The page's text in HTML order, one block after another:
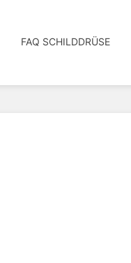
FAQ SCHILDDRÜSE